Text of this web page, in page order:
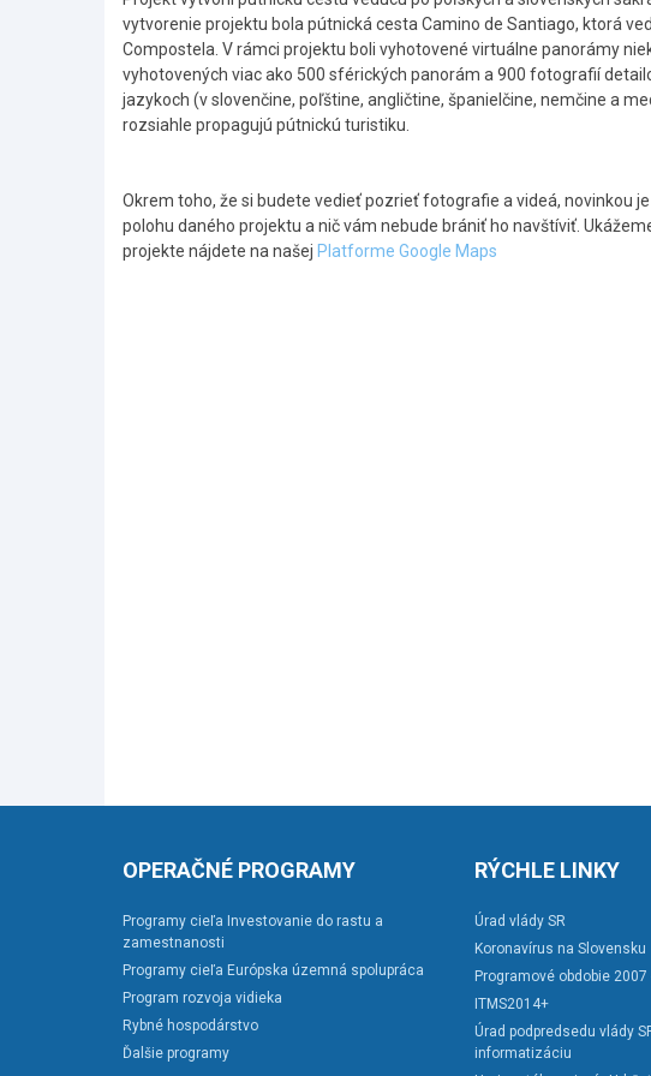
vytvorenie projektu bola pútnická cesta Camino de Santiago, ktorá
Compostela. V rámci projektu boli vyhotovené virtuálne panorámy
vyhotovených viac ako 500 sférických panorám a 900 fotografií
jazykoch (v slovenčine, poľštine, angličtine, španielčine, nemčine a
rozsiahle propagujú pútnickú turistiku. ​
Okrem toho, že si budete vedieť pozrieť fotografie a videá, novinkou
polohu daného projektu a nič vám nebude brániť ho navštíviť.
projekte nájdete na našej Platforme Google Maps
OPERAČNÉ PROGRAMY
Programy cieľa Investovanie do rastu a
zamestnanosti
Programy cieľa Európska územná spolupráca
Program rozvoja vidieka
Rybné hospodárstvo
Ďalšie programy
RÝCHLE LINKY
Úrad vlády SR
Koronavírus na Slovensku
Programové obdobie 2007
ITMS2014+
Úrad podpredsedu vlády
informatizáciu